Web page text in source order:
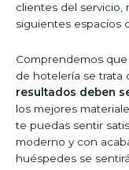
clientes del servicio,
siguientes espacios
Comprendemos
de hotelería se trata
resultados deben
los mejores
te puedas sentir
moderno y con
huéspedes se